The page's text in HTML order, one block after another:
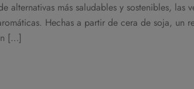
más saludables y sostenibles, las
Hechas a partir de cera de soja, un
[…]